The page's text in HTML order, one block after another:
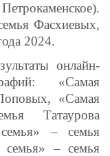
Фасхиевых,
2024.
онлайн-
«Самая
«Самая
Татаурова
– семья
семья» – семья